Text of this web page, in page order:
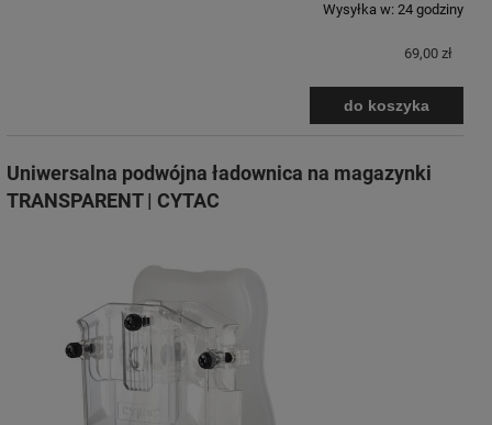
Wysyłka w: 24 godziny
69,00 zł
do koszyka
Uniwersalna podwójna ładownica na magazynki
TRANSPARENT | CYTAC